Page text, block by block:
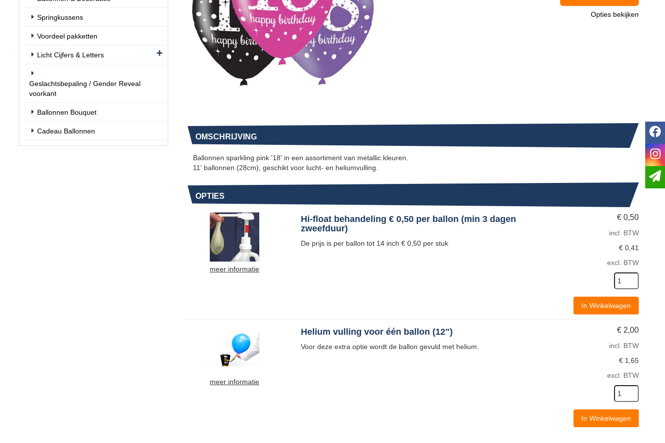
Springkussens
Voordeel pakketten
Licht Cijfers & Letters
Geslachtsbepaling / Gender Reveal
voorkant
Ballonnen Bouquet
Cadeau Ballonnen
Opties bekijken
OMSCHRIJVING
Ballonnen sparkling pink '18' in een assortiment van metallic kleuren.
11' ballonnen (28cm), geschikt voor lucht- en heliumvulling.
OPTIES
meer informatie
€ 0,50
incl. BTW
€ 0,41
excl. BTW
In Winkelwagen
Hi-float behandeling € 0,50 per ballon (min 3 dagen
zweefduur)
De prijs is per ballon tot 14 inch € 0,50 per stuk
meer informatie
€ 2,00
incl. BTW
€ 1,65
excl. BTW
In Winkelwagen
Helium vulling voor één ballon (12")
Voor deze extra optie wordt de ballon gevuld met helium.